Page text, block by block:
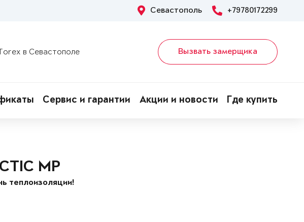
Севастополь +79780172299
в Севастополе Вызвать замерщика
Сервис и гарантии Акции и новости Где купить
MP
теплоизоляции!